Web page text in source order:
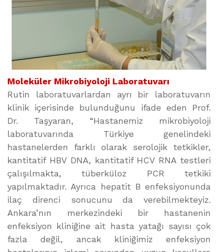
Moleküler Mikrobiyoloji Laboratuvarı
Rutin laboratuvarlardan ayrı bir laboratuvarın
klinik içerisinde bulunduğunu ifade eden Prof.
Dr. Taşyaran, “Hastanemiz mikrobiyoloji
laboratuvarında Türkiye genelindeki
hastanelerden farklı olarak serolojik tetkikler,
kantitatif HBV DNA, kantitatif HCV RNA testleri
çalışılmakta, tüberküloz PCR tetkiki
yapılmaktadır. Ayrıca hepatit B enfeksiyonunda
ilaç direnci sonucunu da verebilmekteyiz.
Ankara’nın merkezindeki bir hastanenin
enfeksiyon kliniğine ait hasta yatağı sayısı çok
fazla değil, ancak kliniğimiz enfeksiyon